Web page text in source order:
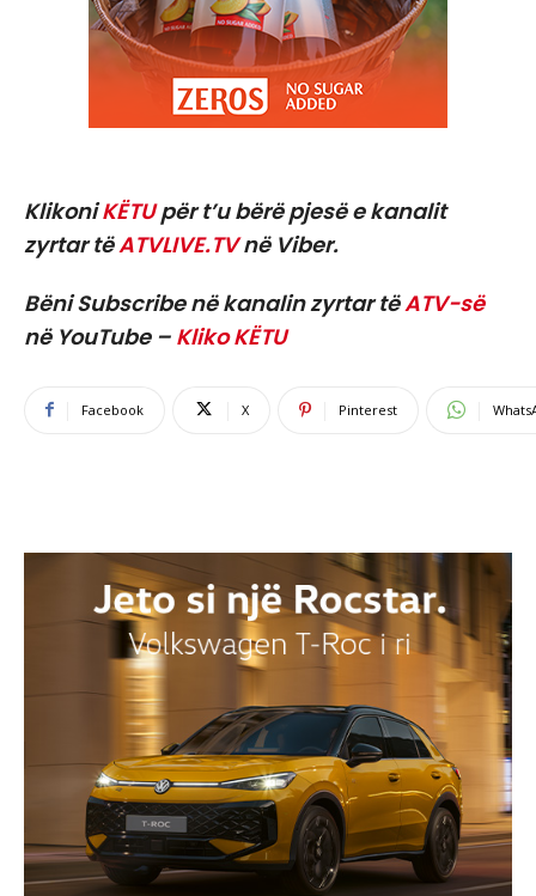
KlikoniKËTUpër t’u bërë pjesë e kanalit
zyrtar tëATVLIVE.TVnë Viber.
Bëni Subscribe në kanalin zyrtar tëATV-së
në YouTube – Kliko KËTU
Facebook X Pinterest